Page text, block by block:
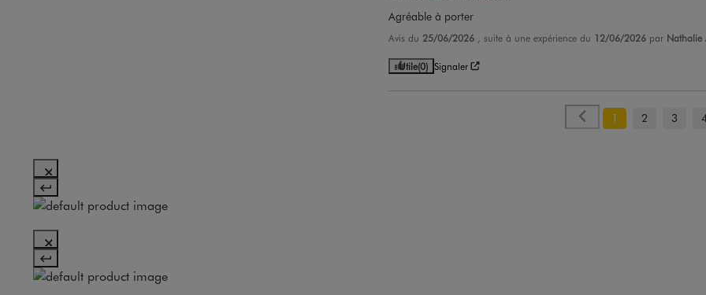
Agréable à porter
Avis du 25/06/2026 , suite à une expérience du 12/06/2026 par Nathalie
Utile(0) Signaler
1 2 3